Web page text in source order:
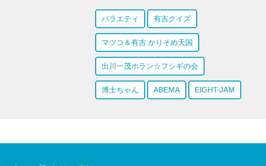
バラエティ 有吉クイズ
マツコ＆有吉 かりそめ天国
出川一茂ホラン☆フシギの会
博士ちゃん ABEMA EIGHT-JAM